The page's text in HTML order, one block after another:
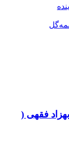
فقهی (